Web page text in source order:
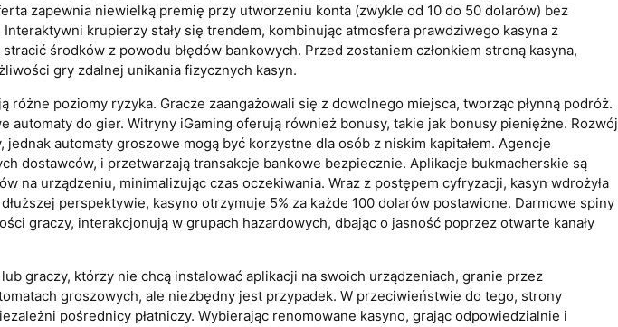
zapewnia niewielką premię przy utworzeniu konta (zwykle od 10 do 50 dolarów) bez
krupierzy stały się trendem, kombinując atmosfera prawdziwego kasyna z
środków z powodu błędów bankowych. Przed zostaniem członkiem stroną kasyna,
gry zdalnej unikania fizycznych kasyn.
różne poziomy ryzyka. Gracze zaangażowali się z dowolnego miejsca, tworząc płynną podróż.
do gier. Witryny iGaming oferują również bonusy, takie jak bonusy pieniężne. Rozwój
automaty groszowe mogą być korzystne dla osób z niskim kapitałem. Agencje
dostawców, i przetwarzają transakcje bankowe bezpiecznie. Aplikacje bukmacherskie są
urządzeniu, minimalizując czas oczekiwania. Wraz z postępem cyfryzacji, kasyn wdrożyła
perspektywie, kasyno otrzymuje 5% za każde 100 dolarów postawione. Darmowe spiny
graczy, interakcjonują w grupach hazardowych, dbając o jasność poprzez otwarte kanały
graczy, którzy nie chcą instalować aplikacji na swoich urządzeniach, granie przez
groszowych, ale niezbędny jest przypadek. W przeciwieństwie do tego, strony
pośrednicy płatniczy. Wybierając renomowane kasyno, grając odpowiedzialnie i